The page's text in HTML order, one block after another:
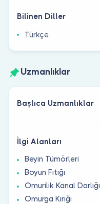
Bilinen Diller
Türkçe
Uzmanlıklar
Başlıca Uzmanlıklar
İlgi Alanları
Beyin Tümörleri
Boyun Fıtığı
Omurilik Kanal Darlığı
Omurga Kırığı